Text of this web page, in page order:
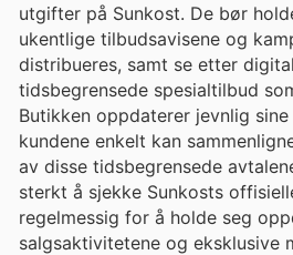
utgifter på Sunkost. De bør
ukentlige tilbudsavisene og
distribueres, samt se etter
tidsbegrensede spesialtilbud
Butikken oppdaterer jevnlig
kundene enkelt kan
av disse tidsbegrensede
sterkt å sjekke Sunkosts
regelmessig for å holde seg
salgsaktivitetene og eksklusive